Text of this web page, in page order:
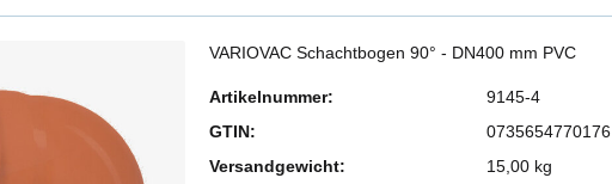
VARIOVAC Schachtbogen 90° - DN400 mm PVC
Artikelnummer:
9145-4
GTIN:
0735654770176
Versandgewicht:
15,00 kg